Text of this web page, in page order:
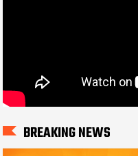
BREAKING NEWS